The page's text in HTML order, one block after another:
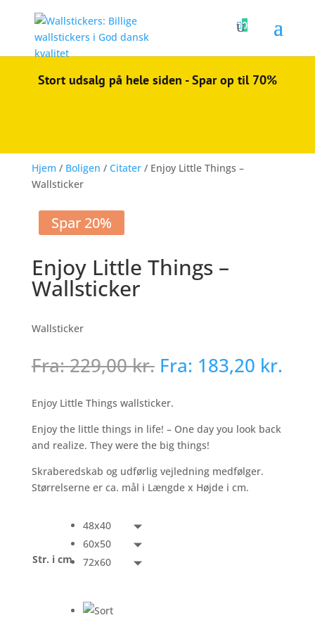
0
Stort udsalg på hele siden - Spar op til 70%
Hjem / Boligen / Citater/ Enjoy Little Things –
Wallsticker
Spar 20%
Enjoy Little Things –
Wallsticker
Wallsticker
Fra:229,00kr. Fra: 183,20 kr.
Enjoy Little Things wallsticker.
Enjoy the little things in life! – One day you look back
and realize. They were the big things!
Skraberedskab og udførlig vejledning medfølger.
Størrelserne er ca. mål i Længde x Højde i cm.
Str. i cm
48x40
60x50
72x60